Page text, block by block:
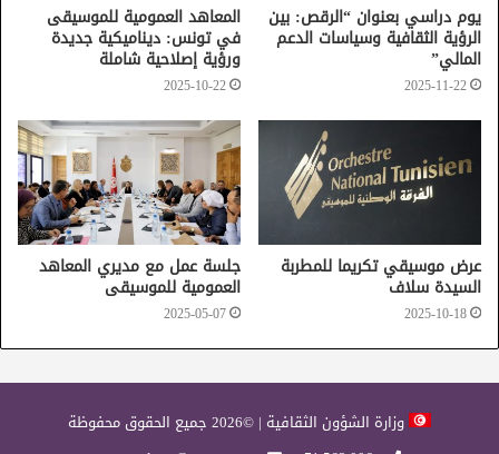
يوم دراسي بعنوان “الرقص: بين
الرؤية الثقافية وسياسات الدعم
المالي”
2025-11-22
المعاهد العمومية للموسيقى
في تونس: ديناميكية جديدة
ورؤية إصلاحية شاملة
2025-10-22
عرض موسيقي تكريما للمطربة
السيدة سلاف
2025-10-18
جلسة عمل مع مديري المعاهد
العمومية للموسيقى
2025-05-07
وزارة الشؤون الثقافية | ©2026 جميع الحقوق محفوظة